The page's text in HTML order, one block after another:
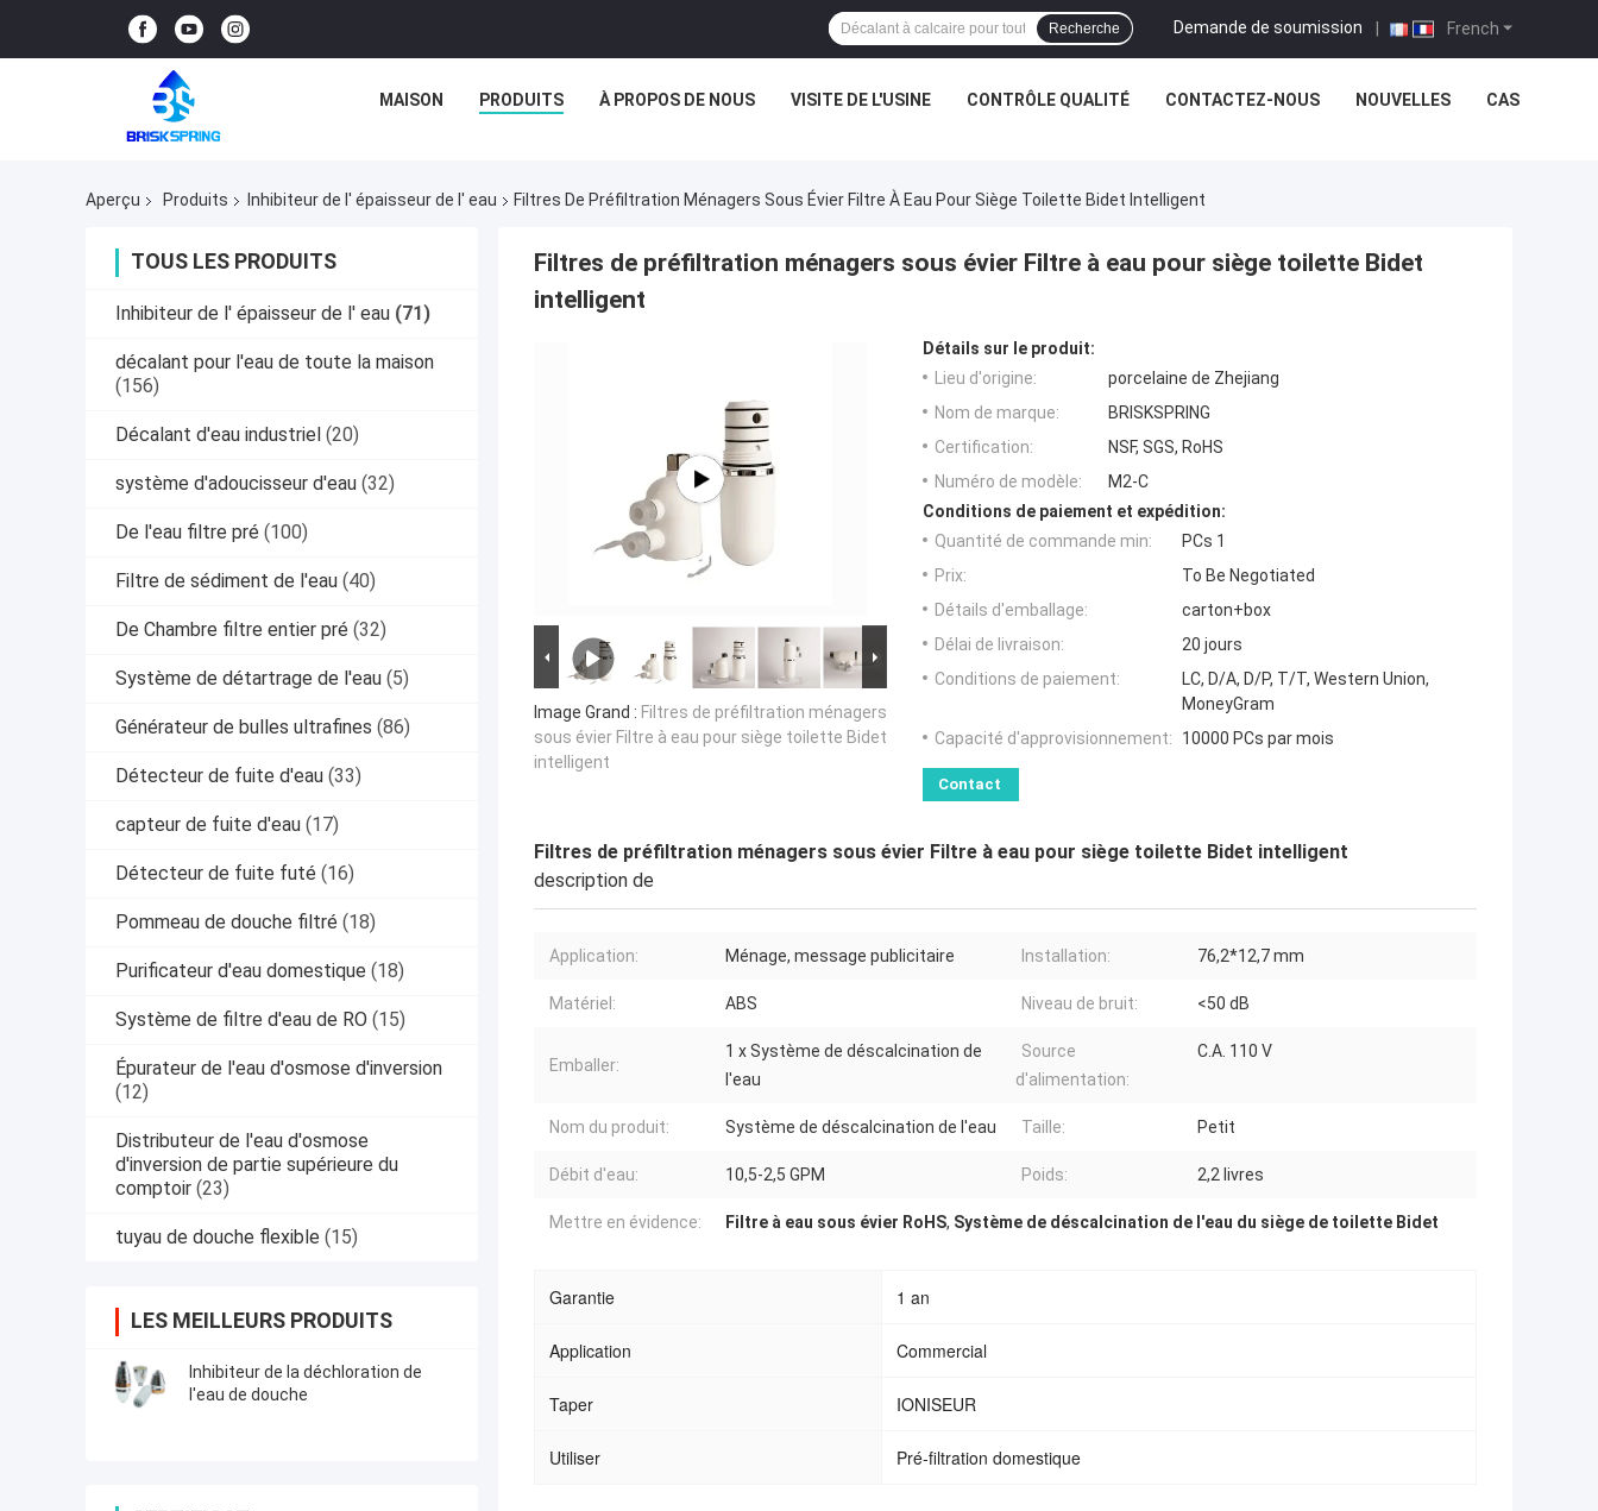
French
Demande de soumission |
Recherche
MAISON PRODUITS À PROPOS DE NOUS VISITE DE L'USINE CONTRÔLE QUALITÉ CONTACTEZ-NOUS NOUVELLES CAS
Aperçu Produits Inhibiteur de l' épaisseur de l' eau Filtres De Préfiltration Ménagers Sous Évier Filtre À Eau Pour Siège Toilette Bidet Intelligent
TOUS LES PRODUITS
Inhibiteur de l' épaisseur de l' eau (71)
décalant pour l'eau de toute la maison
(156)
Décalant d'eau industriel (20)
système d'adoucisseur d'eau (32)
De l'eau filtre pré (100)
Filtre de sédiment de l'eau (40)
De Chambre filtre entier pré (32)
Système de détartrage de l'eau (5)
Générateur de bulles ultrafines (86)
Détecteur de fuite d'eau (33)
capteur de fuite d'eau (17)
Détecteur de fuite futé (16)
Pommeau de douche filtré (18)
Purificateur d'eau domestique (18)
Système de filtre d'eau de RO (15)
Épurateur de l'eau d'osmose d'inversion
(12)
Distributeur de l'eau d'osmose
d'inversion de partie supérieure du
comptoir (23)
tuyau de douche flexible (15)
LES MEILLEURS PRODUITS
Inhibiteur de la déchloration de
l'eau de douche
Filtres de préfiltration ménagers sous évier Filtre à eau pour siège toilette Bidet
intelligent
Image Grand : Filtres de préfiltration ménagers
sous évier Filtre à eau pour siège toilette Bidet
intelligent
Détails sur le produit:
Lieu d'origine:
porcelaine de Zhejiang
Nom de marque:
BRISKSPRING
Certification:
NSF, SGS, RoHS
Numéro de modèle:
M2-C
Conditions de paiement et expédition:
Quantité de commande min:
PCs 1
Prix:
To Be Negotiated
Détails d'emballage:
carton+box
Délai de livraison:
20 jours
Conditions de paiement:
LC, D/A, D/P, T/T, Western Union,
MoneyGram
Capacité d'approvisionnement:
10000 PCs par mois
Contact
Filtres de préfiltration ménagers sous évier Filtre à eau pour siège toilette Bidet intelligent
description de
Application: Ménage, message publicitaire Installation: 76,2*12,7 mm
Matériel: ABS Niveau de bruit: <50 dB
Emballer:
1 x Système de déscalcination de
l'eau
Source
d'alimentation:
C.A. 110 V
Nom du produit: Système de déscalcination de l'eau Taille: Petit
Débit d'eau: 10,5-2,5 GPM Poids: 2,2 livres
Mettre en évidence: Filtre à eau sous évier RoHS, Système de déscalcination de l'eau du siège de toilette Bidet
Garantie 1 an
Application Commercial
Taper IONISEUR
Utiliser Pré-filtration domestique